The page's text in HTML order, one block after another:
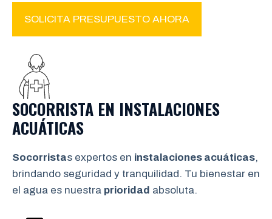
SOLICITA PRESUPUESTO AHORA
SOCORRISTA EN INSTALACIONES
ACUÁTICAS
Socorristas expertos en instalaciones acuáticas,
brindando seguridad y tranquilidad. Tu bienestar en
el agua es nuestra prioridad absoluta.